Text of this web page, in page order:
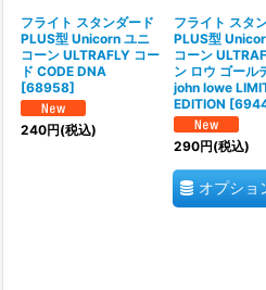
フライト スタンダード
PLUS型 Unicorn ユニ
コーン ULTRAFLY コー
ド CODE DNA
[68958]
240円(税込)
フライト スタ
PLUS型
コーン
ン ロウ ゴール
john lowe
EDITION [
290円(税込)
オプショ